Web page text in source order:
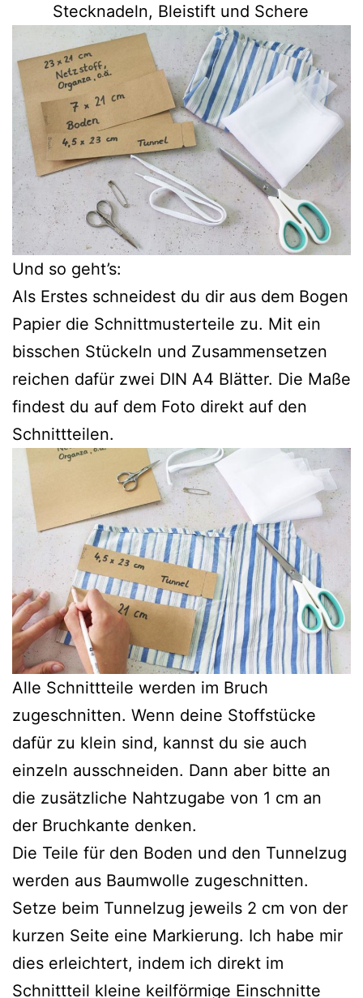
Stecknadeln, Bleistift und Schere
Und so geht’s:
Als Erstes schneidest du dir aus dem Bogen
Papier die Schnittmusterteile zu. Mit ein
bisschen Stückeln und Zusammensetzen
reichen dafür zwei DIN A4 Blätter. Die Maße
findest du auf dem Foto direkt auf den
Schnittteilen.
Alle Schnittteile werden im Bruch
zugeschnitten. Wenn deine Stoffstücke
dafür zu klein sind, kannst du sie auch
einzeln ausschneiden. Dann aber bitte an
die zusätzliche Nahtzugabe von 1 cm an
der Bruchkante denken.
Die Teile für den Boden und den Tunnelzug
werden aus Baumwolle zugeschnitten.
Setze beim Tunnelzug jeweils 2 cm von der
kurzen Seite eine Markierung. Ich habe mir
dies erleichtert, indem ich direkt im
Schnittteil kleine keilförmige Einschnitte